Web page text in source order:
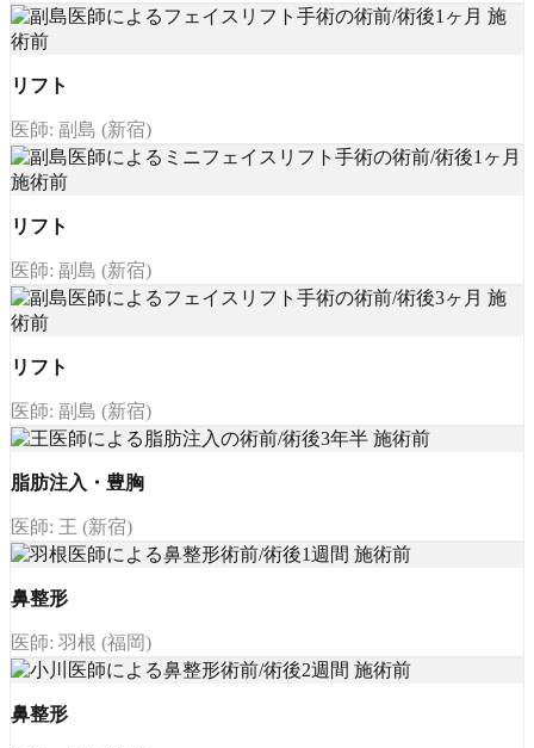
リフト
医師: 副島 (新宿)
リフト
医師: 副島 (新宿)
リフト
医師: 副島 (新宿)
脂肪注入・豊胸
医師: 王 (新宿)
鼻整形
医師: 羽根 (福岡)
鼻整形